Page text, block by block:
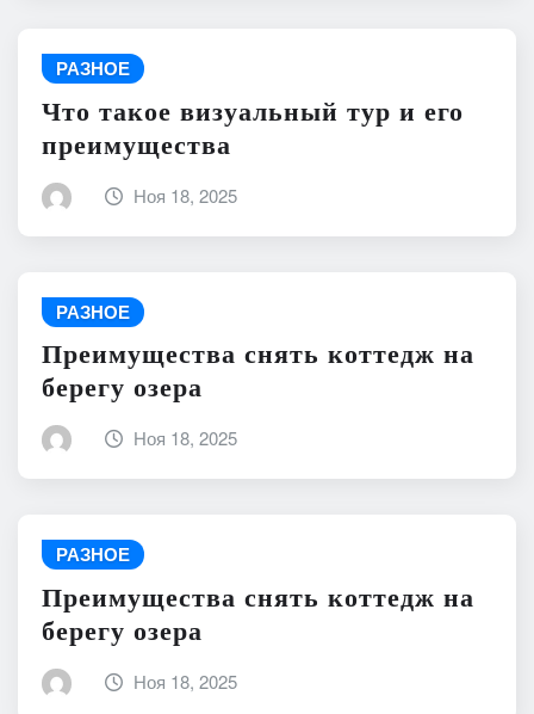
РАЗНОЕ
Что такое визуальный тур и его
преимущества
Ноя 18, 2025
РАЗНОЕ
Преимущества снять коттедж на
берегу озера
Ноя 18, 2025
РАЗНОЕ
Преимущества снять коттедж на
берегу озера
Ноя 18, 2025